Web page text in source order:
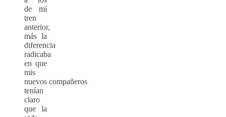
de mi
tren
anterior,
más la
diferencia
radicaba
en que
mis
nuevos compañeros
tenían
claro
que la